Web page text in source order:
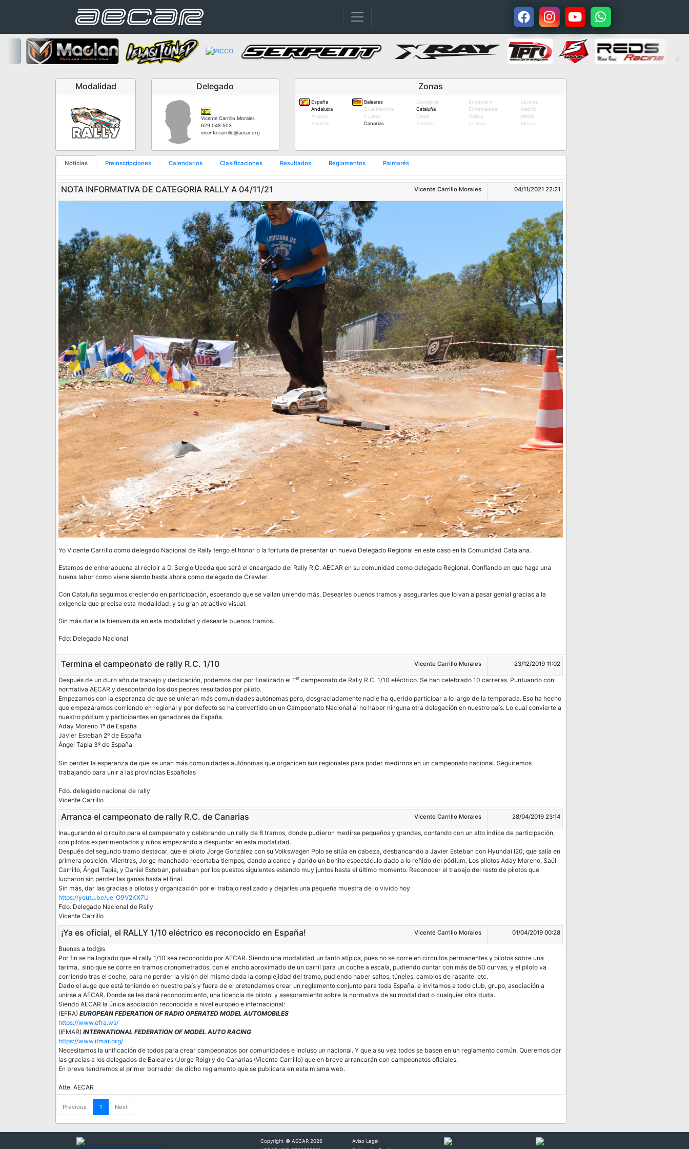
Modalidad Delegado
Vicente Carrillo Morales
629 048 503
vicente.carrillo@aecar.org
Zonas
España Baleares Cantabria Extranjero
Levante
Andalucía
C.La Mancha Cataluña Extremadura
Madrid
Aragon
C.Leon Ceuta Galicia
Melilla
Asturias
Canarias Euskadi La Rioja Murcia
Noticias Preinscripciones Calendarios Clasificaciones Resultados Reglamentos Palmarés
NOTA INFORMATIVA DE CATEGORIA RALLY A 04/11/21 Vicente Carrillo Morales 04/11/2021 22:21
Yo Vicente Carrillo como delegado Nacional de Rally tengo el honor o la fortuna de presentar un nuevo Delegado Regional en este caso en la Comunidad Catalana.
Estamos de enhorabuena al recibir a D. Sergio Uceda que será el encargado del Rally R.C. AECAR en su comunidad como delegado Regional. Confiando en que haga una
buena labor como viene siendo hasta ahora como delegado de Crawler.
Con Cataluña seguimos creciendo en participación, esperando que se vallan uniendo más. Desearles buenos tramos y asegurarles que lo van a pasar genial gracias a la
exigencia que precisa esta modalidad, y su gran atractivo visual.
Sin más darle la bienvenida en esta modalidad y desearle buenos tramos.
Fdo: Delegado Nacional
Termina el campeonato de rally R.C. 1/10 Vicente Carrillo Morales 23/12/2019 11:02
Después de un duro año de trabajo y dedicación, podemos dar por finalizado el 1ercampeonato de Rally R.C. 1/10 eléctrico. Se han celebrado 10 carreras. Puntuando con
normativa AECAR y descontando los dos peores resultados por piloto.
Empezamos con la esperanza de que se unieran más comunidades autónomas pero, desgraciadamente nadie ha querido participar a lo largo de la temporada. Eso ha hecho
que empezáramos corriendo en regional y por defecto se ha convertido en un Campeonato Nacional al no haber ninguna otra delegación en nuestro país. Lo cual convierte a
nuestro pódium y participantes en ganadores de España.
Aday Moreno 1º de España
Javier Esteban 2º de España
Ángel Tapia 3º de España
Sin perder la esperanza de que se unan más comunidades autónomas que organicen sus regionales para poder medirnos en un campeonato nacional. Seguiremos
trabajando para unir a las provincias Españolas
Fdo. delegado nacional de rally
Vicente Carrillo
Arranca el campeonato de rally R.C. de Canarias Vicente Carrillo Morales 28/04/2019 23:14
Inaugurando el circuito para el campeonato y celebrando un rally de 8 tramos, donde pudieron medirse pequeños y grandes, contando con un alto índice de participación,
con pilotos experimentados y niños empezando a despuntar en esta modalidad.
Después del segundo tramo destacar, que el piloto Jorge González con su Volkswagen Polo se sitúa en cabeza, desbancando a Javier Esteban con Hyundai I20, que salía en
primera posición. Mientras, Jorge manchado recortaba tiempos, dando alcance y dando un bonito espectáculo dado a lo reñido del pódium. Los pilotos Aday Moreno, Saúl
Carrillo, Ángel Tapia, y Daniel Esteban, peleaban por los puestos siguientes estando muy juntos hasta el último momento. Reconocer el trabajo del resto de pilotos que
lucharon sin perder las ganas hasta el final.
Sin más, dar las gracias a pilotos y organización por el trabajo realizado y dejarles una pequeña muestra de lo vivido hoy
https://youtu.be/ue_O9V2KX7U
Fdo. Delegado Nacional de Rally
Vicente Carrillo
¡Ya es oficial, el RALLY 1/10 eléctrico es reconocido en España! Vicente Carrillo Morales 01/04/2019 00:28
Buenas a tod@s
Por fin se ha logrado que el rally 1/10 sea reconocido por AECAR. Siendo una modalidad un tanto atípica, pues no se corre en circuitos permanentes y pilotos sobre una
tarima, sino que se corre en tramos cronometrados, con el ancho aproximado de un carril para un coche a escala, pudiendo contar con más de 50 curvas, y el piloto va
corriendo tras el coche, para no perder la visión del mismo dada la complejidad del tramo, pudiendo haber saltos, túneles, cambios de rasante, etc.
Dado el auge que está teniendo en nuestro país y fuera de el pretendemos crear un reglamento conjunto para toda España, e invitamos a todo club, grupo, asociación a
unirse a AECAR. Donde se les dará reconocimiento, una licencia de piloto, y asesoramiento sobre la normativa de su modalidad o cualquier otra duda.
Siendo AECAR la única asociación reconocida a nivel europeo e internacional:
(EFRA)EUROPEAN FEDERATION OF RADIO OPERATED MODEL AUTOMOBILES
https://www.efra.ws/
(IFMAR)INTERNATIONAL FEDERATION OF MODEL AUTO RACING
https://www.ifmar.org/
Necesitamos la unificación de todos para crear campeonatos por comunidades e incluso un nacional. Y que a su vez todos se basen en un reglamento común. Queremos dar
las gracias a los delegados de Baleares (Jorge Roig) y de Canarias (Vicente Carrillo) que en breve arrancarán con campeonatos oficiales.
En breve tendremos el primer borrador de dicho reglamento que se publicara en esta misma web.
Atte. AECAR
Previous 1 Next
Copyright © AECAR 2026
Aviso Legal